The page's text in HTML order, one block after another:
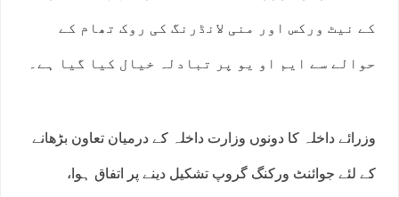
کے نیٹ ورکس اور منی لانڈرنگ کی روک تھام کے
حوالے سے ایم او یو پر تبادلہ خیال کیا گیا ہے۔
وزرائے داخلہ کا دونوں وزارت داخلہ کے درمیان تعاون بڑھانے
کے لئے جوائنٹ ورکنگ گروپ تشکیل دینے پر اتفاق ہوا،